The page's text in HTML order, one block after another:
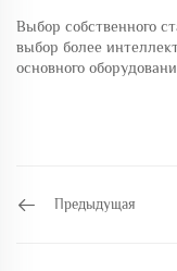
Выбор собственного
выбор более
основного
Предыдущая